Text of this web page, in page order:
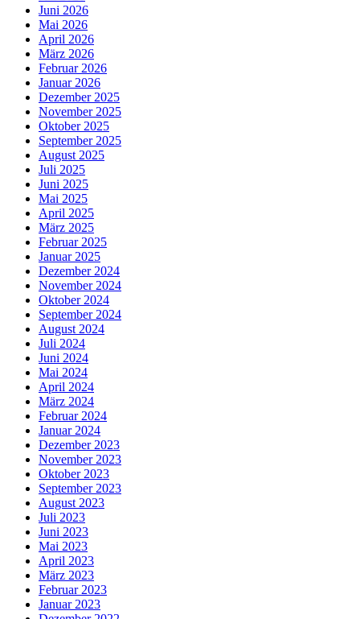
Juni 2026
Mai 2026
April 2026
März 2026
Februar 2026
Januar 2026
Dezember 2025
November 2025
Oktober 2025
September 2025
August 2025
Juli 2025
Juni 2025
Mai 2025
April 2025
März 2025
Februar 2025
Januar 2025
Dezember 2024
November 2024
Oktober 2024
September 2024
August 2024
Juli 2024
Juni 2024
Mai 2024
April 2024
März 2024
Februar 2024
Januar 2024
Dezember 2023
November 2023
Oktober 2023
September 2023
August 2023
Juli 2023
Juni 2023
Mai 2023
April 2023
März 2023
Februar 2023
Januar 2023